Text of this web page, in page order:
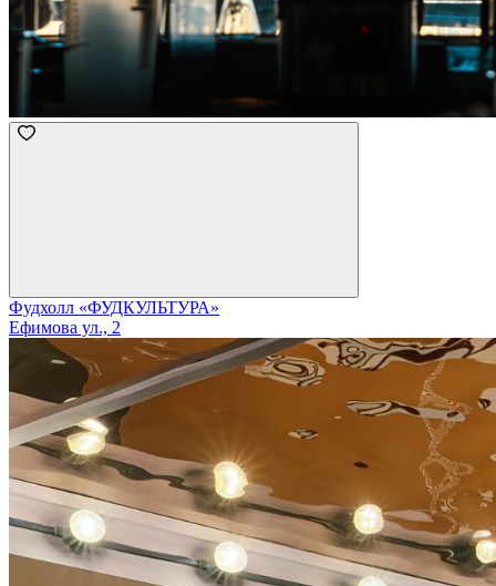
Фудхолл «ФУДКУЛЬТУРА»
Ефимова ул., 2